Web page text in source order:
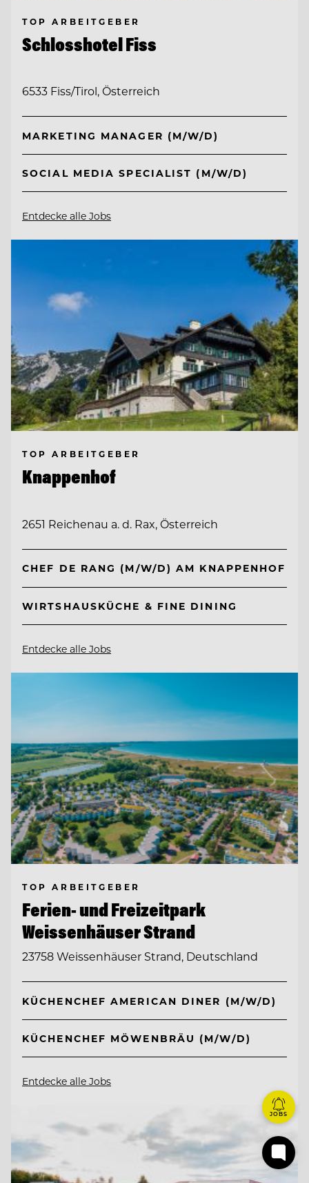
TOP ARBEITGEBER
Schlosshotel Fiss
6533 Fiss/Tirol, Österreich
MARKETING MANAGER (M/W/D)
SOCIAL MEDIA SPECIALIST (M/W/D)
Entdecke alle Jobs
TOP ARBEITGEBER
Knappenhof
2651 Reichenau a. d. Rax, Österreich
CHEF DE RANG (M/W/D) AM KNAPPENHOF
WIRTSHAUSKÜCHE & FINE DINING
Entdecke alle Jobs
TOP ARBEITGEBER
Ferien- und Freizeitpark
Weissenhäuser Strand
23758 Weissenhäuser Strand, Deutschland
KÜCHENCHEF AMERICAN DINER (M/W/D)
KÜCHENCHEF MÖWENBRÄU (M/W/D)
Entdecke alle Jobs
JOBS